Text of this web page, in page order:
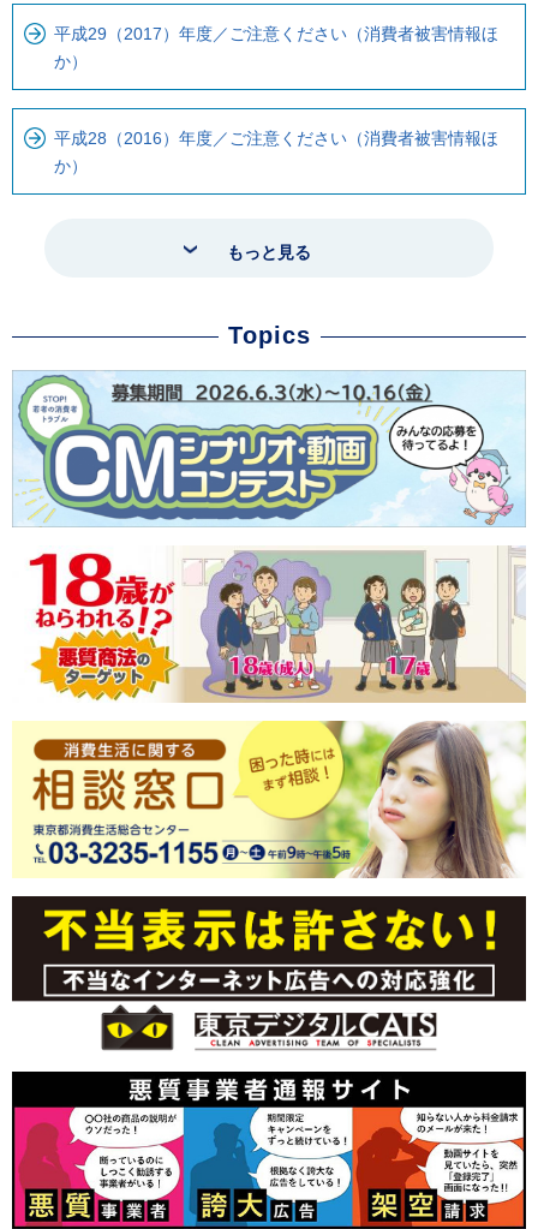
平成29（2017）年度／ご注意ください（消費者被害情報ほ
か）
平成28（2016）年度／ご注意ください（消費者被害情報ほ
か）
もっと見る
Topics